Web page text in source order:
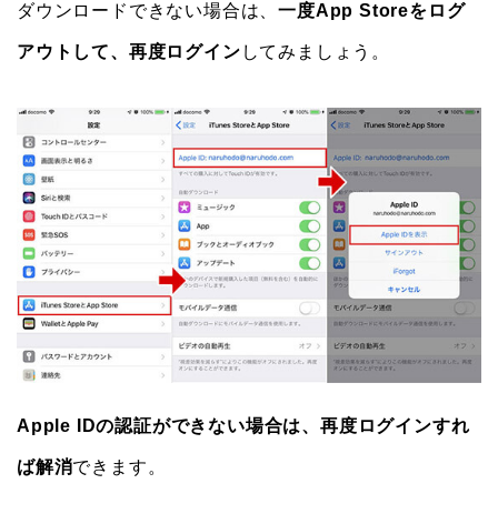
ダウンロードできない場合は、一度App Storeをログ
アウトして、再度ログイン してみましょう。
Apple IDの認証ができない場合は、再度ログインすれ
ば解消できます。